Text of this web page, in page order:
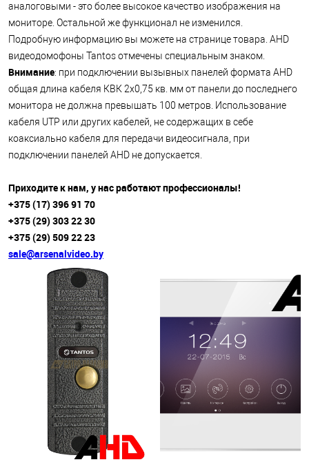
аналоговыми - это более высокое качество изображения на
мониторе. Остальной же функционал не изменился.
Подробную информацию вы можете на странице товара. AHD
видеодомофоны Tantos отмечены специальным знаком.
Внимание: при подключении вызывных панелей формата AHD
общая длина кабеля КВК 2х0,75 кв. мм от панели до последнего
монитора не должна превышать 100 метров. Использование
кабеля UTP или других кабелей, не содержащих в себе
коаксиально кабеля для передачи видеосигнала, при
подключении панелей AHD не допускается.
Приходите к нам, у нас работают профессионалы!
+375 (17) 396 91 70
+375 (29) 303 22 30
+375 (29) 509 22 23
sale@arsenalvideo.by